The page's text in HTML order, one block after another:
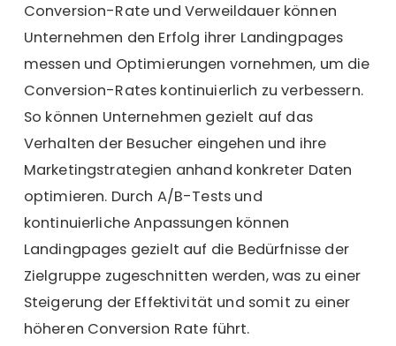
Conversion-Rate und Verweildauer können
Unternehmen den Erfolg ihrer Landingpages
messen und Optimierungen vornehmen, um die
Conversion-Rates kontinuierlich zu verbessern.
So können Unternehmen gezielt auf das
Verhalten der Besucher eingehen und ihre
Marketingstrategien anhand konkreter Daten
optimieren. Durch A/B-Tests und
kontinuierliche Anpassungen können
Landingpages gezielt auf die Bedürfnisse der
Zielgruppe zugeschnitten werden, was zu einer
Steigerung der Effektivität und somit zu einer
höheren Conversion Rate führt.